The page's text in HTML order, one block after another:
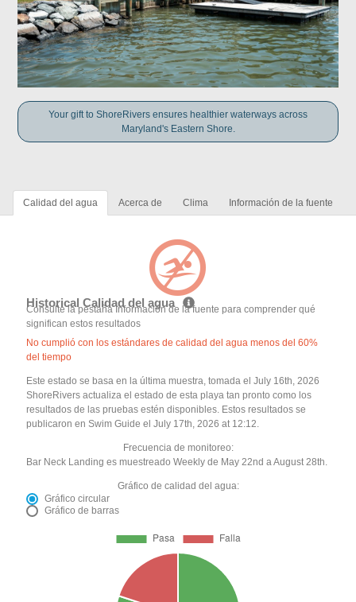
Your gift to ShoreRivers ensures healthier waterways across
Maryland's Eastern Shore.
Calidad del agua Acerca de Clima Información de la fuente
Historical Calidad del agua
Consulte la pestaña Información de la fuente para comprender qué
significan estos resultados
No cumplió con los estándares de calidad del agua menos del 60%
del tiempo
Este estado se basa en la última muestra, tomada el July 16th, 2026
ShoreRivers actualiza el estado de esta playa tan pronto como los
resultados de las pruebas estén disponibles. Estos resultados se
publicaron en Swim Guide el July 17th, 2026 at 12:12.
Frecuencia de monitoreo:
Bar Neck Landing es muestreado Weekly de May 22nd a August 28th.
Gráfico de calidad del agua:
Gráfico circular
Gráfico de barras